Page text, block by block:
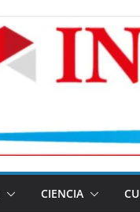
CIENCIA